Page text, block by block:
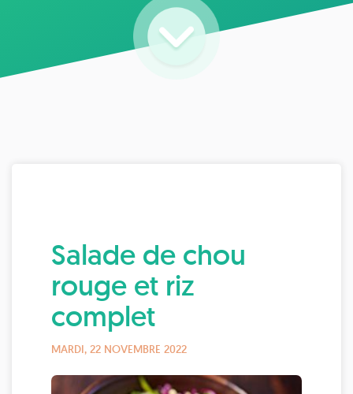
Salade de chou
rouge et riz
complet
MARDI, 22 NOVEMBRE 2022